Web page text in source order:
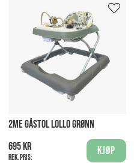
2ME GÅSTOL LOLLO GRØNN
695 kr
Rek. pris:
Kjøp